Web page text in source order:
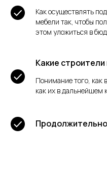
Как осуществлять
мебели так, чтобы
этом уложиться в
Какие
Понимание того, как
как их в дальнейшем